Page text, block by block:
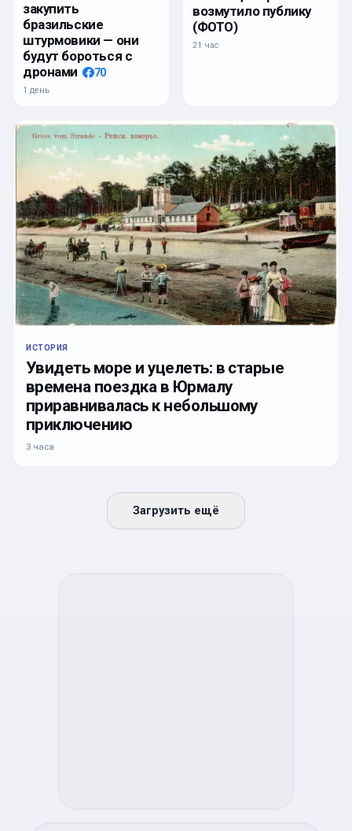
закупить
бразильские
штурмовики — они
будут бороться с
дронами
70
1 день
возмутило публику
(ФОТО)
21 час
ИСТОРИЯ
Увидеть море и уцелеть: в старые
времена поездка в Юрмалу
приравнивалась к небольшому
приключению
3 часа
Загрузить ещё